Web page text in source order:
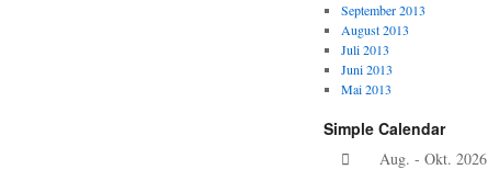
September 2013
August 2013
Juli 2013
Juni 2013
Mai 2013
Simple Calendar
Aug. - Okt. 2026